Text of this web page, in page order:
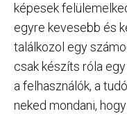
képesek
egyre kevesebb és
találkozol egy
csak készíts róla
a felhasználók, a
neked mondani, hogy